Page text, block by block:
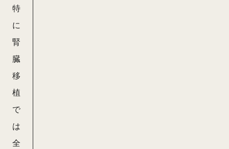
特
に
腎
臓
移
植
で
は
全